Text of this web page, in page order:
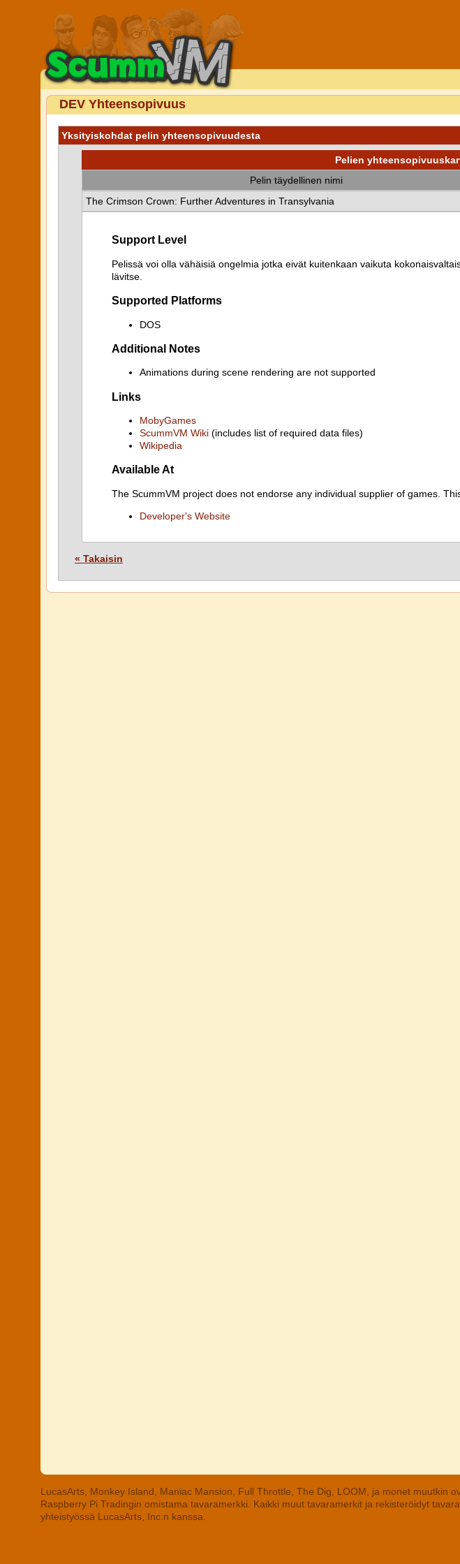
DEV Yhteensopivuus
Yksityiskohdat pelin yhteensopivuudesta
Pelien
Pelin täydellinen nimi
The Crimson Crown: Further Adventures in Transylvania
Support Level
Pelissä voi olla vähäisiä ongelmia jotka eivät kuitenkaan vaikuta
lävitse.
Supported Platforms
DOS
Additional Notes
Animations during scene rendering are not supported
Links
MobyGames
ScummVM Wiki (includes list of required data files)
Wikipedia
Available At
The ScummVM project does not endorse any individual supplier of games.
Developer's Website
« Takaisin
LucasArts, Monkey Island, Maniac Mansion, Full Throttle, The Dig, LOOM, ja monet muutkin
Raspberry Pi Tradingin omistama tavaramerkki. Kaikki muut tavaramerkit ja rekisteröidyt
yhteistyössä LucasArts, Inc:n kanssa.